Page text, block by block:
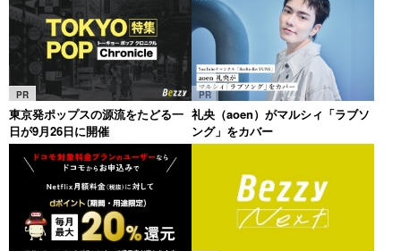
PR
東京発ポップスの源流をたどる一
日が9月26日に開催
PR
礼央（aoen）がマルシィ「ラブソ
ング」をカバー